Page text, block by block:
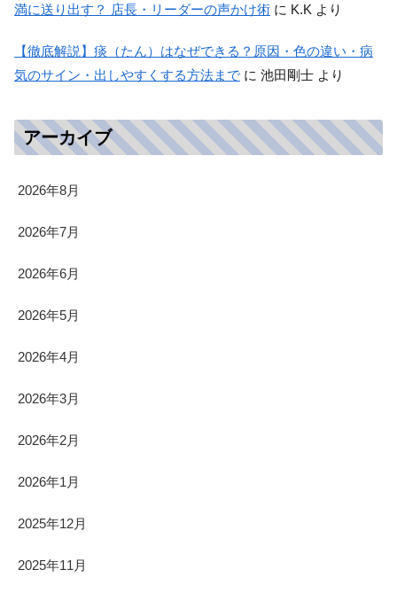
満に送り出す？ 店長・リーダーの声かけ術 に K.K より
【徹底解説】痰（たん）はなぜできる？原因・色の違い・病
気のサイン・出しやすくする方法まで に 池田剛士 より
アーカイブ
2026年8月
2026年7月
2026年6月
2026年5月
2026年4月
2026年3月
2026年2月
2026年1月
2025年12月
2025年11月